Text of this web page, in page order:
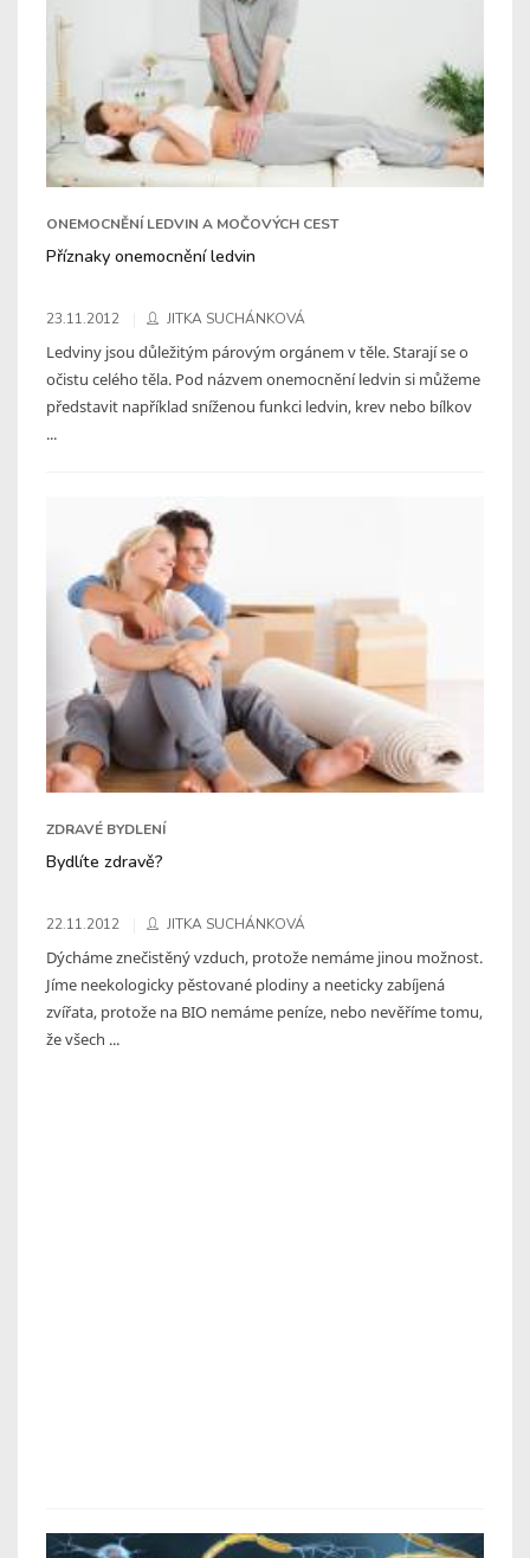
ONEMOCNĚNÍ LEDVIN A MOČOVÝCH CEST
Příznaky onemocnění ledvin
23.11.2012 JITKA SUCHÁNKOVÁ
Ledviny jsou důležitým párovým orgánem v těle. Starají se o
očistu celého těla. Pod názvem onemocnění ledvin si můžeme
představit například sníženou funkci ledvin, krev nebo bílkov
...
ZDRAVÉ BYDLENÍ
Bydlíte zdravě?
22.11.2012 JITKA SUCHÁNKOVÁ
Dýcháme znečistěný vzduch, protože nemáme jinou možnost.
Jíme neekologicky pěstované plodiny a neeticky zabíjená
zvířata, protože na BIO nemáme peníze, nebo nevěříme tomu,
že všech ...